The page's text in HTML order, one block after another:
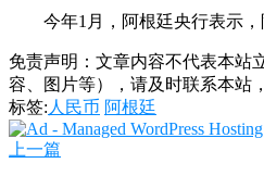
今年1月，阿根廷央行表示
免责声明：文章内容不代表本站
容、图片等），请及时联系本站
标签: 人民币 阿根廷
上一篇